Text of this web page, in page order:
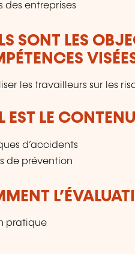
des entreprises
SONT LES
les travailleurs sur les
EST LE
d’accidents
de prévention
pratique